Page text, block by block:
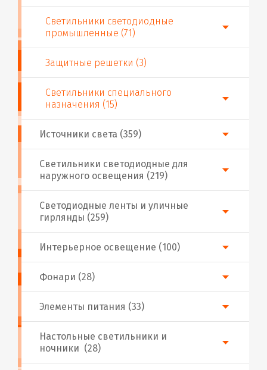
Фонари (28)
Настольные светильники и
ночники (28)
Интерьерное освещение (100)
Источники света (359)
Светодиодные ленты и уличные
гирлянды (259)
Светильники светодиодные
промышленные (71)
Защитные решетки (3)
Светильники специального
назначения (15)
Светильники светодиодные для
наружного освещения (219)
Элементы питания (33)